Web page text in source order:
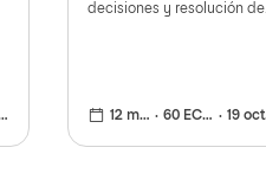
decisiones y resolución de
12 meses 60 ECTS 19 oct 2026